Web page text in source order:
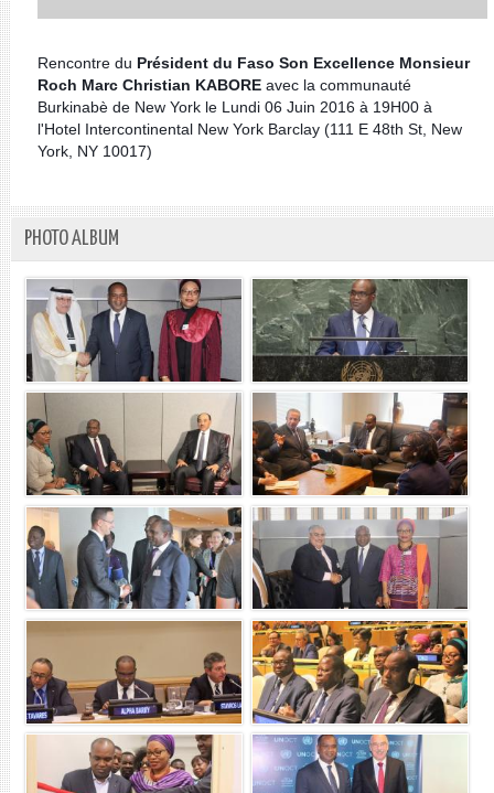
Rencontre du Président du Faso Son Excellence Monsieur
Roch Marc Christian KABORE avec la communauté
Burkinabè de New York le Lundi 06 Juin 2016 à 19H00 à
l'Hotel Intercontinental New York Barclay (111 E 48th St, New
York, NY 10017)
PHOTO ALBUM